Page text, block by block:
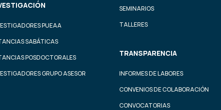
PUEAA
SABÁTICAS
POSDOCTORALES
GRUPO ASESOR
SEMINARIOS
TALLERES
TRANSPARENCIA
INFORMES DE LABORES
CONVENIOS DE COLABORACIÓN
CONVOCATORIAS